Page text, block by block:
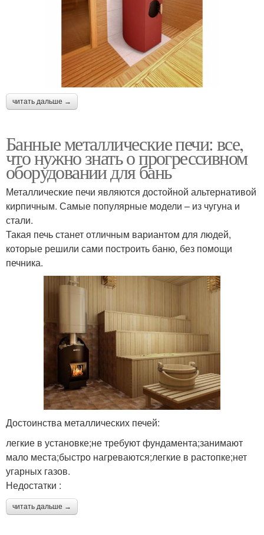
читать дальше →
Банные металлические печи: все,
что нужно знать о прогрессивном
оборудовании для бань
Металлические печи являются достойной альтернативой
кирпичным. Самые популярные модели – из чугуна и
стали.
Такая печь станет отличным вариантом для людей,
которые решили сами построить баню, без помощи
печника.
Достоинства металлических печей:
легкие в установке;не требуют фундамента;занимают
мало места;быстро нагреваются;легкие в растопке;нет
угарных газов.
Недостатки :
читать дальше →